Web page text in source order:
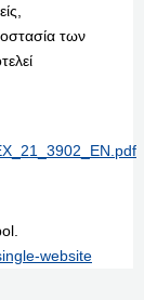
των
website